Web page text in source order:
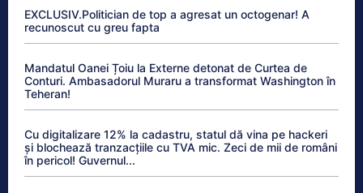
EXCLUSIV.Politician de top a agresat un octogenar! A
recunoscut cu greu fapta
Mandatul Oanei Țoiu la Externe detonat de Curtea de
Conturi. Ambasadorul Muraru a transformat Washington în
Teheran!
Cu digitalizare 12% la cadastru, statul dă vina pe hackeri
și blochează tranzacțiile cu TVA mic. Zeci de mii de români
în pericol! Guvernul...